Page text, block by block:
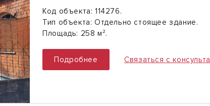
Код объекта: 114276.
Тип объекта: Отдельно стоящее здание.
Площадь: 258 м².
Подробнее Связаться с